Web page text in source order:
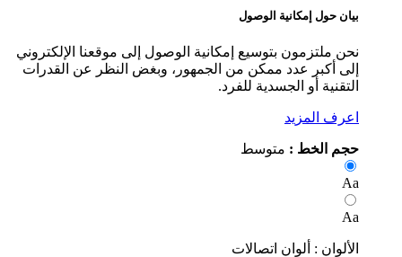
حول إمكانية الوصول
ملتزمون بتوسيع إمكانية الوصول إلى موقعنا الإلكتروني
أكبر عدد ممكن من الجمهور، وبغض النظر عن القدرات
أو الجسدية للفرد.
المزيد
الخط :متوسط
: ألوان اتصالات